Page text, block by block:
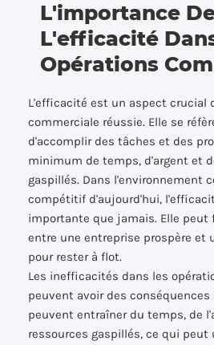
L'importance
L'efficacité
Opérations
L'efficacité est un aspect crucial
commerciale réussie. Elle se
d'accomplir des tâches et des
minimum de temps, d'argent et
gaspillés. Dans l'environnement
compétitif d'aujourd'hui,
importante que jamais. Elle peut
entre une entreprise prospère et
pour rester à flot.
Les inefficacités dans les
peuvent avoir des
peuvent entraîner du temps, de
ressources gaspillés, ce qui